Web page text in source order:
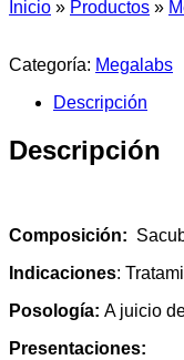
Inicio » Productos »
Categoría: Megalabs
Descripción
Descripción
Composición:
Indicaciones:
Posología: A juicio
Presentaciones: